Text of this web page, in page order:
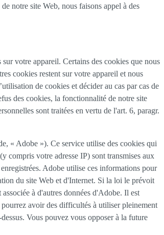
notre site Web, nous faisons appel à des
votre appareil. Certains des cookies que nous
cookies restent sur votre appareil et nous
de cookies et décider au cas par cas de
des cookies, la fonctionnalité de notre site
sont traitées en vertu de l'art. 6, paragr.
« Adobe »). Ce service utilise des cookies qui
compris votre adresse IP) sont transmises aux
Adobe utilise ces informations pour
du site Web et d'Internet. Si la loi le prévoit
à d'autres données d'Adobe. Il est
avoir des difficultés à utiliser pleinement
Vous pouvez vous opposer à la future